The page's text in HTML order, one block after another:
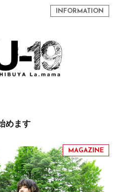
めます